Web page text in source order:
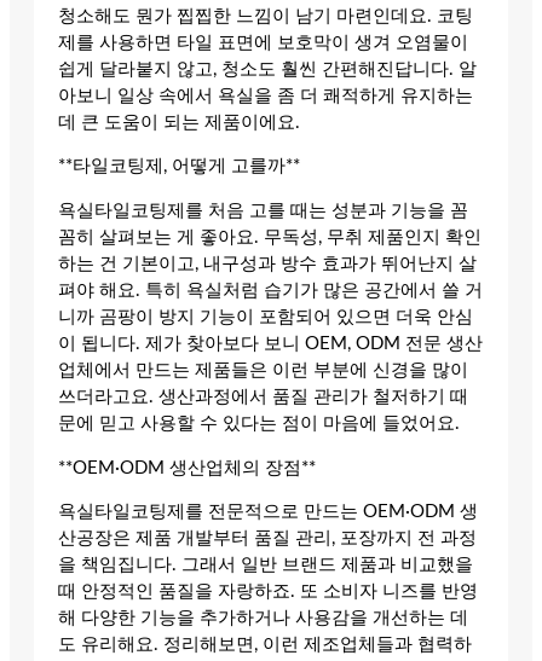
청소해도 뭔가 찝찝한 느낌이 남기 마련인데요. 코팅
제를 사용하면 타일 표면에 보호막이 생겨 오염물이
쉽게 달라붙지 않고, 청소도 훨씬 간편해진답니다. 알
아보니 일상 속에서 욕실을 좀 더 쾌적하게 유지하는
데 큰 도움이 되는 제품이에요.
**타일코팅제, 어떻게 고를까**
욕실타일코팅제를 처음 고를 때는 성분과 기능을 꼼
꼼히 살펴보는 게 좋아요. 무독성, 무취 제품인지 확인
하는 건 기본이고, 내구성과 방수 효과가 뛰어난지 살
펴야 해요. 특히 욕실처럼 습기가 많은 공간에서 쓸 거
니까 곰팡이 방지 기능이 포함되어 있으면 더욱 안심
이 됩니다. 제가 찾아보다 보니 OEM, ODM 전문 생산
업체에서 만드는 제품들은 이런 부분에 신경을 많이
쓰더라고요. 생산과정에서 품질 관리가 철저하기 때
문에 믿고 사용할 수 있다는 점이 마음에 들었어요.
**OEM·ODM 생산업체의 장점**
욕실타일코팅제를 전문적으로 만드는 OEM·ODM 생
산공장은 제품 개발부터 품질 관리, 포장까지 전 과정
을 책임집니다. 그래서 일반 브랜드 제품과 비교했을
때 안정적인 품질을 자랑하죠. 또 소비자 니즈를 반영
해 다양한 기능을 추가하거나 사용감을 개선하는 데
도 유리해요. 정리해보면, 이런 제조업체들과 협력하